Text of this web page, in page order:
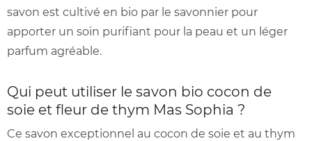
savon est cultivé en bio par le savonnier pour
apporter un soin purifiant pour la peau et un léger
parfum agréable.
Qui peut utiliser le savon bio cocon de
soie et fleur de thym Mas Sophia ?
Ce savon exceptionnel au cocon de soie et au thym